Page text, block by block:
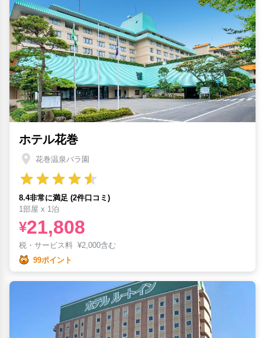
ホテル花巻
花巻温泉バラ園
8.4非常に満足 (2件口コミ)
1部屋 x 1泊
¥21,808
税・サービス料 ¥2,000含む
99ポイント